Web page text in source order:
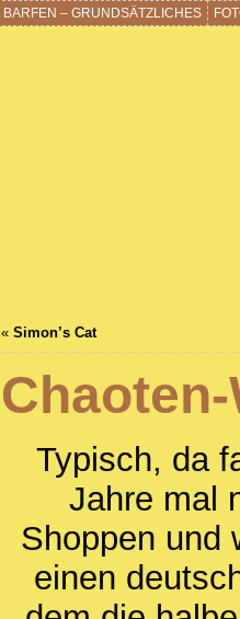
BARFEN – GRUNDSÄTZLICHES
« Simon’s Cat
Typisch, da
Jahre mal
Shoppen und
einen